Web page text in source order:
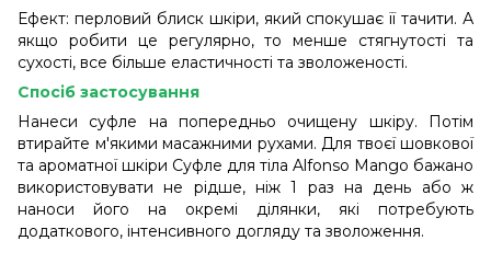
Ефект: перловий блиск шкіри, який спокушає її тачити. А
якщо робити це регулярно, то менше стягнутості та
сухості, все більше еластичності та зволоженості.
Спосіб застосування
Нанеси суфле на попередньо очищену шкіру. Потім
втирайте м'якими масажними рухами. Для твоєї шовкової
та ароматної шкіри Суфле для тіла Alfonso Mango бажано
використовувати не рідше, ніж 1 раз на день або ж
наноси його на окремі ділянки, які потребують
додаткового, інтенсивного догляду та зволоження.